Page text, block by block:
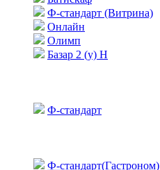
Ф-стандарт (Витрина)
Онлайн
Олимп
Базар 2 (у) Н
Ф-стандарт
Ф-стандарт(Гастроном)